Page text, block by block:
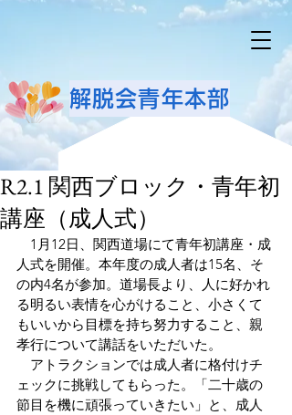
解脱会青年本部
R2.1 関西ブロック・青年初
講座（成人式）
1月12日、関西道場にて青年初講座・成
人式を開催。本年度の成人者は15名、そ
の内4名が参加。道場長より、人に好かれ
る明るい表情を心がけること、小さくて
もいいから目標を持ち努力すること、親
孝行について講話をいただいた。
アトラクションでは成人者に格付けチ
ェックに挑戦してもらった。「二十歳の
節目を機に頑張っていきたい」と、成人